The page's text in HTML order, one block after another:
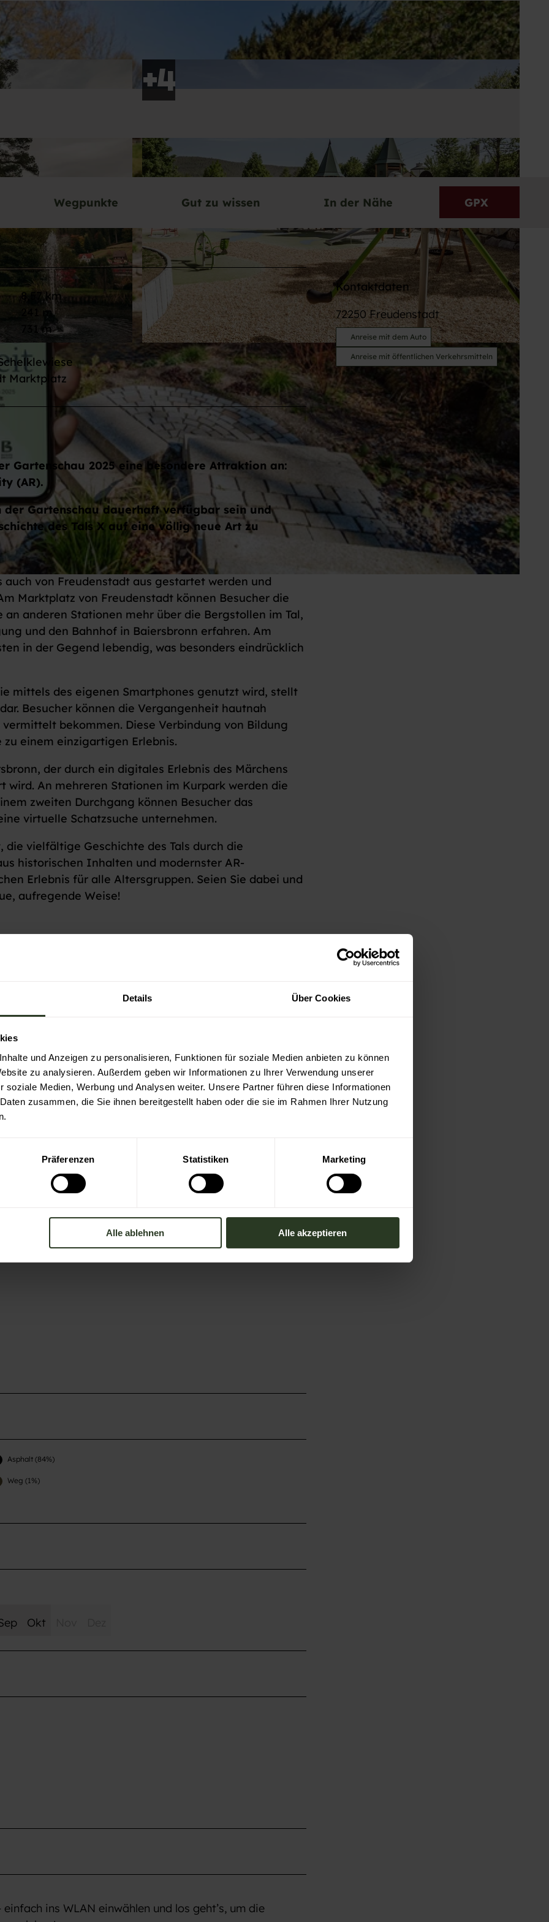
Details Über Cookies
und Anzeigen zu personalisieren, Funktionen für soziale Medien anbieten zu können
zu analysieren. Außerdem geben wir Informationen zu Ihrer Verwendung unserer
soziale Medien, Werbung und Analysen weiter. Unsere Partner führen diese Informationen
zusammen, die Sie ihnen bereitgestellt haben oder die sie im Rahmen Ihrer Nutzung
Präferenzen Statistiken Marketing
Alle ablehnen Alle akzeptieren
© Max Günter, Baiersbronn Touristik/Max Günter |
Wegpunkte Gut zu wissen In der Nähe GPX
8,57 km
241 m
731 m
Marktplatz
Gartenschau 2025 eine besondere Attraktion an:
(AR).
Gartenschau dauerhaft verfügbar sein und
des Tals X auf eine völlig neue Art zu
von Freudenstadt aus gestartet werden und
Marktplatz von Freudenstadt können Besucher die
anderen Stationen mehr über die Bergstollen im Tal,
und den Bahnhof in Baiersbronn erfahren. Am
in der Gegend lebendig, was besonders eindrücklich
mittels des eigenen Smartphones genutzt wird, stellt
Besucher können die Vergangenheit hautnah
bekommen. Diese Verbindung von Bildung
einem einzigartigen Erlebnis.
der durch ein digitales Erlebnis des Märchens
wird. An mehreren Stationen im Kurpark werden die
zweiten Durchgang können Besucher das
virtuelle Schatzsuche unternehmen.
vielfältige Geschichte des Tals durch die
historischen Inhalten und modernster AR-
Erlebnis für alle Altersgruppen. Seien Sie dabei und
aufregende Weise!
Auf der Karte anschauen
Asphalt (84%)
Weg (1%)
Okt
ins WLAN einwählen und los geht’s, um die
Kontaktdaten
72250Freudenstadt
Anreise mit dem Auto
Anreise mit öffentlichen Verkehrsmitteln